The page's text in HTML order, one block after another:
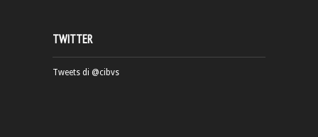
TWITTER
Tweets di @cibvs